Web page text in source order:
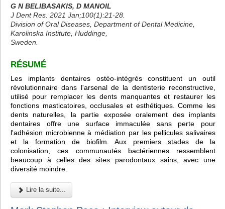
G N BELIBASAKIS, D MANOIL
J Dent Res. 2021 Jan;100(1):21-28.
Division of Oral Diseases, Department of Dental Medicine,
Karolinska Institute, Huddinge,
Sweden.
RÉSUMÉ
Les implants dentaires ostéo-intégrés constituent un outil
révolutionnaire dans l'arsenal de la dentisterie reconstructive,
utilisé pour remplacer les dents manquantes et restaurer les
fonctions masticatoires, occlusales et esthétiques. Comme les
dents naturelles, la partie exposée oralement des implants
dentaires offre une surface immaculée sans perte pour
l'adhésion microbienne à médiation par les pellicules salivaires
et la formation de biofilm. Aux premiers stades de la
colonisation, ces communautés bactériennes ressemblent
beaucoup à celles des sites parodontaux sains, avec une
diversité moindre.
Lire la suite...